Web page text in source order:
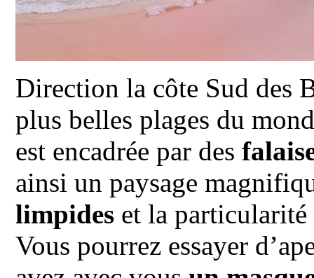
Direction la côte Sud des
plus belles plages du
est encadrée par des
ainsi un paysage
limpides et la
Vous pourrez essayer